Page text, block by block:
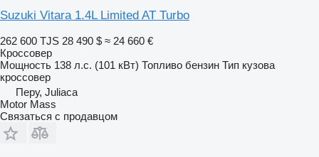
Suzuki Vitara 1.4L Limited AT Turbo
262 600 TJS 28 490 $ ≈ 24 660 €
Кроссовер
Мощность 138 л.с. (101 кВт) Топливо бензин Тип кузова
кроссовер
Перу, Juliaca
Motor Mass
Связаться с продавцом